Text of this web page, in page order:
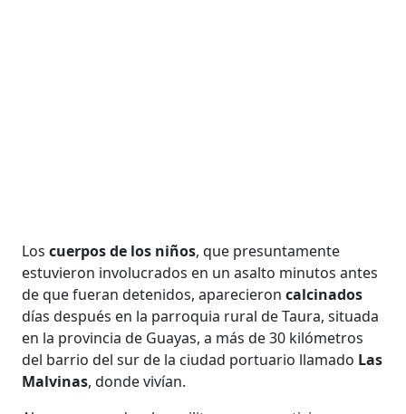
Loscuerpos de los niños, que presuntamente
estuvieron involucrados en un asalto minutos antes
de que fueran detenidos, aparecieroncalcinados
días después en la parroquia rural de Taura, situada
en la provincia de Guayas, a más de 30 kilómetros
del barrio del sur de la ciudad portuario llamado Las
Malvinas, donde vivían.